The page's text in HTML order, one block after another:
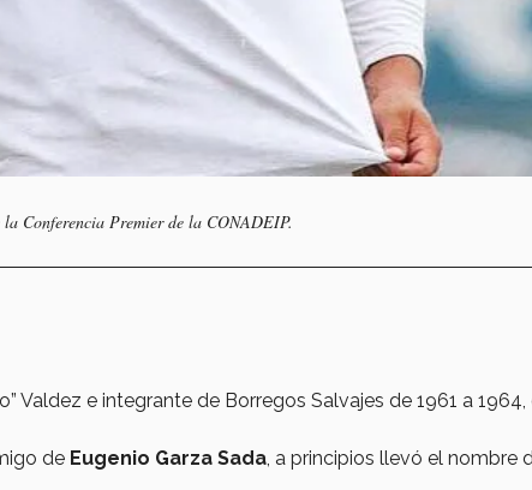
Conferencia Premier de la CONADEIP.
Valdez e integrante de Borregos Salvajes de 1961 a 1964,
de Eugenio Garza Sada , a principios llevó el nombre